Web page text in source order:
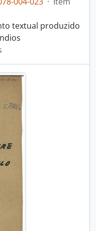
textual produzido